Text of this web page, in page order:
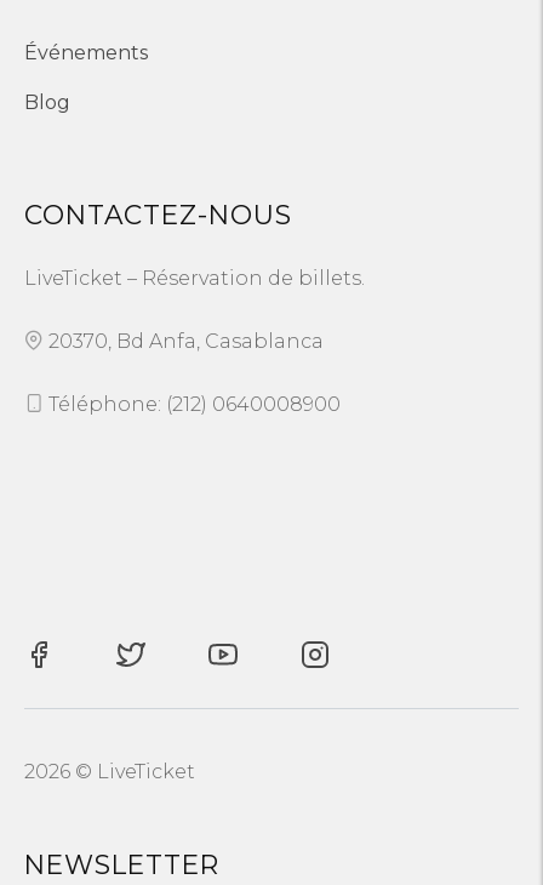
Événements
Blog
CONTACTEZ-NOUS
LiveTicket – Réservation de billets.
20370, Bd Anfa, Casablanca
Téléphone: (212) 0640008900
2026 © LiveTicket
NEWSLETTER